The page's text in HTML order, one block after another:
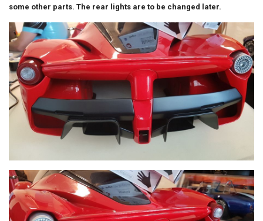
some other parts. The rear lights are to be changed later.